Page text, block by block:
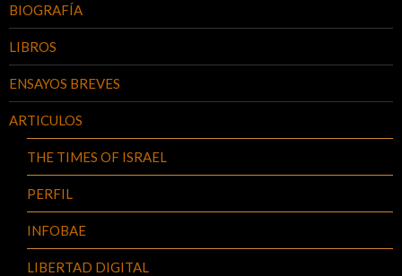
BIOGRAFÍA
LIBROS
ENSAYOS BREVES
ARTICULOS
THE TIMES OF ISRAEL
PERFIL
INFOBAE
LIBERTAD DIGITAL